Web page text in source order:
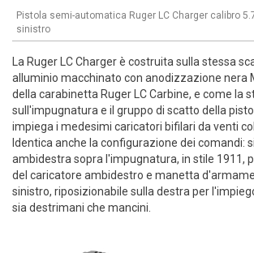
Pistola semi-automatica Ruger LC Charger calibro
sinistro
La Ruger LC Charger è costruita sulla stessa
alluminio macchinato con anodizzazione nera
della carabinetta Ruger LC Carbine, e come la
sull'impugnatura e il gruppo di scatto della
impiega i medesimi caricatori bifilari da venti
Identica anche la configurazione dei comandi:
ambidestra sopra l'impugnatura, in stile 1911,
del caricatore ambidestro e manetta
sinistro, riposizionabile sulla destra per
sia destrimani che mancini.